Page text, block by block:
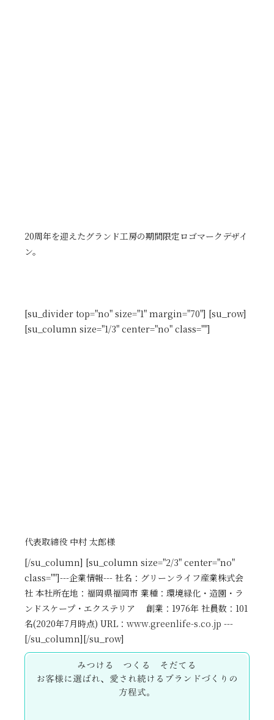
20周年を迎えたグランド工房の期間限定ロゴマークデザイ
ン。
[su_divider top="no" size="1" margin="70"] [su_row]
[su_column size="1/3" center="no" class=""]
代表取締役 中村 太郎様
[/su_column] [su_column size="2/3" center="no"
class=""]---企業情報--- 社名：グリーンライフ産業株式会
社 本社所在地：福岡県福岡市 業種：環境緑化・造園・ラ
ンドスケープ・エクステリア 創業：1976年 社員数：101
名(2020年7月時点) URL： www.greenlife-s.co.jp ---
[/su_column][/su_row]
みつける つくる そだてる
お客様に選ばれ、愛され続けるブランドづくりの
方程式。